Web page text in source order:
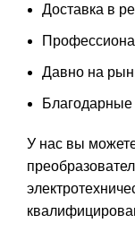
Доставка в
Давно на
Благодарные
У нас вы